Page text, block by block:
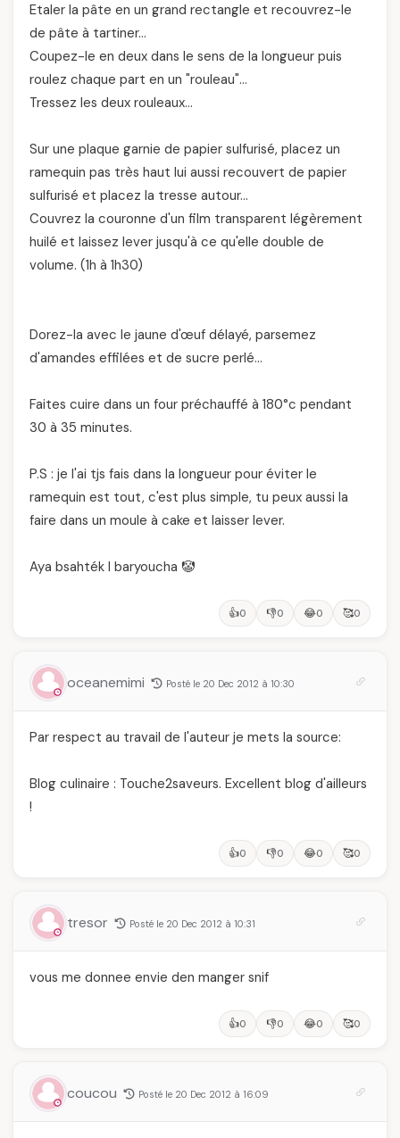
Etaler la pâte en un grand rectangle et recouvrez-le
de pâte à tartiner…
Coupez-le en deux dans le sens de la longueur puis
roulez chaque part en un "rouleau"…
Tressez les deux rouleaux…
Sur une plaque garnie de papier sulfurisé, placez un
ramequin pas très haut lui aussi recouvert de papier
sulfurisé et placez la tresse autour…
Couvrez la couronne d'un film transparent légèrement
huilé et laissez lever jusqu'à ce qu'elle double de
volume. (1h à 1h30)
Dorez-la avec le jaune d'œuf délayé, parsemez
d'amandes effilées et de sucre perlé…
Faites cuire dans un four préchauffé à 180°c pendant
30 à 35 minutes.
P.S : je l'ai tjs fais dans la longueur pour éviter le
ramequin est tout, c'est plus simple, tu peux aussi la
faire dans un moule à cake et laisser lever.
Aya bsahték l baryoucha 🤡
👍0 👎0 😂0 🥰0
oceanemimi Posté le 20 Dec 2012 à 10:30
Par respect au travail de l'auteur je mets la source:
Blog culinaire : Touche2saveurs. Excellent blog d'ailleurs
!
👍0 👎0 😂0 🥰0
tresor Posté le 20 Dec 2012 à 10:31
vous me donnee envie den manger snif
👍0 👎0 😂0 🥰0
coucou Posté le 20 Dec 2012 à 16:09